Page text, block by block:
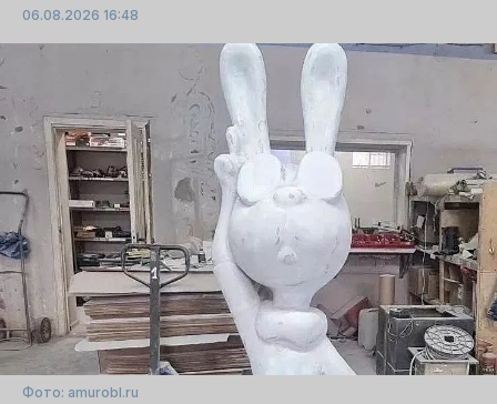
06.08.2026 16:48
Фото: amurobl.ru